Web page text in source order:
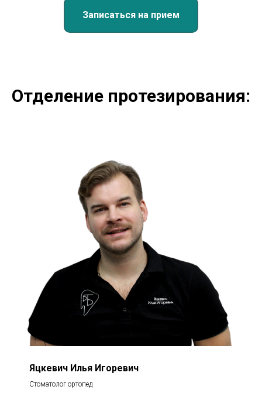
Записаться на прием
Отделение протезирования:
Яцкевич Илья Игоревич
Стоматолог ортопед